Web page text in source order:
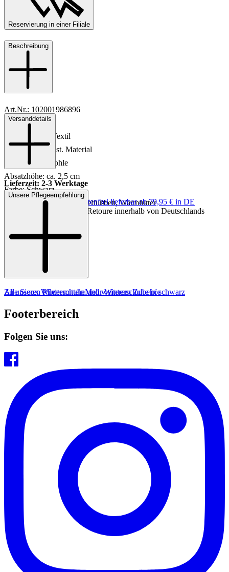
Reservierung in einer Filiale
Beschreibung
Art.Nr.: 102001986896
Material: Leder
Innenmaterial: Textil
Innensohle: Sonst. Material
Sohle: Gummisohle
Absatzhöhe: ca. 2,5 cm
Farbe: Schwarz
Details: Extraweit, Wechselfußbett, Warmfutter
MADE IN EUROPE
Versanddetails
Lieferzeit: 2-3 Werktage
Keine Versandkosten:
kostenfrei lieferbar ab 79,95 € in DE
Einfache und Kostenlose Retoure innerhalb von Deutschlands
Unsere Pflegeempfehlung
Zu unseren Pflegemitteln und weiterem Zubehör
Alle Sioux WinterschuheMehr Winterschuhe in schwarz
Footerbereich
Folgen Sie uns: